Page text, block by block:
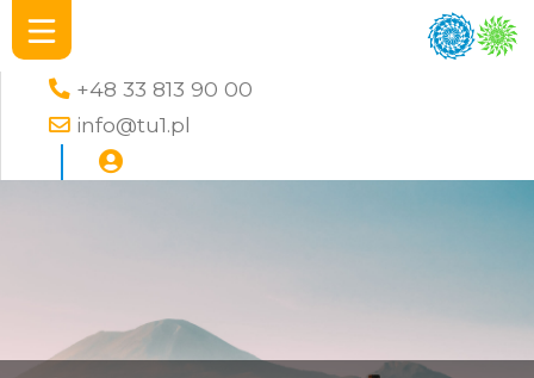
+48 33 813 90 00
info@tu1.pl